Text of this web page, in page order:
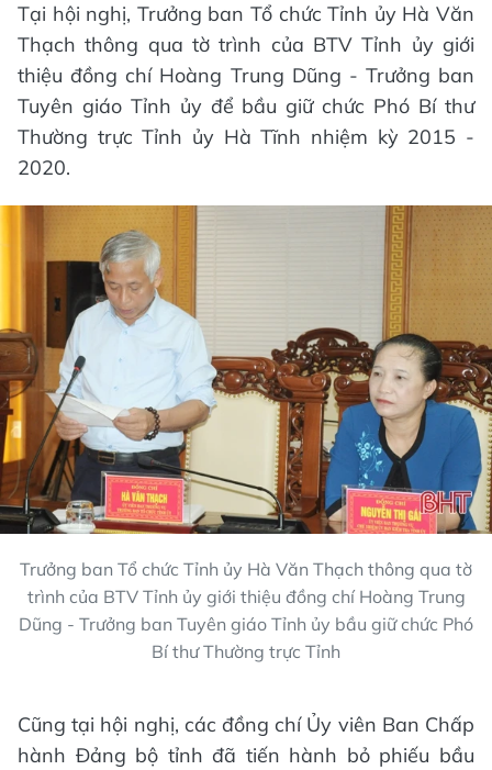
Tại hội nghị, Trưởng ban Tổ chức Tỉnh ủy Hà Văn
Thạch thông qua tờ trình của BTV Tỉnh ủy giới
thiệu đồng chí Hoàng Trung Dũng - Trưởng ban
Tuyên giáo Tỉnh ủy để bầu giữ chức Phó Bí thư
Thường trực Tỉnh ủy Hà Tĩnh nhiệm kỳ 2015 -
2020.
Trưởng ban Tổ chức Tỉnh ủy Hà Văn Thạch thông qua tờ
trình của BTV Tỉnh ủy giới thiệu đồng chí Hoàng Trung
Dũng - Trưởng ban Tuyên giáo Tỉnh ủy bầu giữ chức Phó
Bí thư Thường trực Tỉnh
Cũng tại hội nghị, các đồng chí Ủy viên Ban Chấp
hành Đảng bộ tỉnh đã tiến hành bỏ phiếu bầu